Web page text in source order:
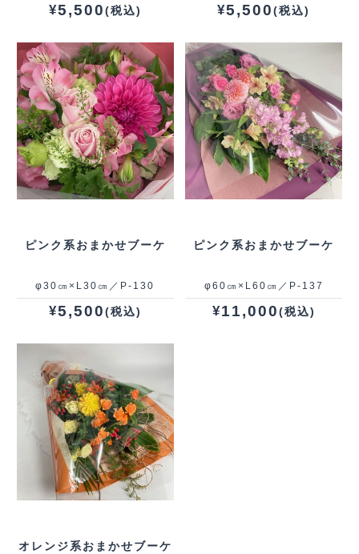
¥5,500(税込) ¥5,500(税込)
ピンク系おまかせブーケ
φ30㎝×L30㎝／P-130
¥5,500(税込)
ピンク系おまかせブーケ
φ60㎝×L60㎝／P-137
¥11,000(税込)
オレンジ系おまかせブーケ